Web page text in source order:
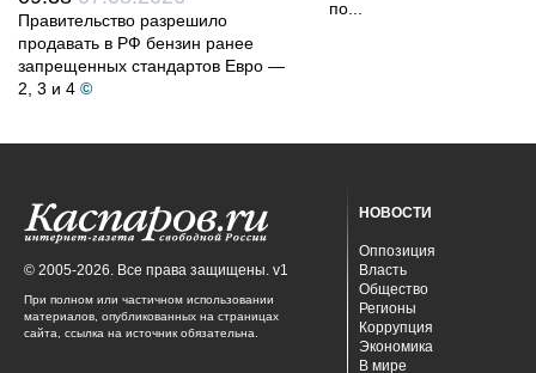
Правительство разрешило
продавать в РФ бензин ранее
запрещенных стандартов Евро —
2, 3 и 4 ©
по...
© 2005-2026. Все права защищены. v1
При полном или частичном использовании
материалов, опубликованных на страницах
сайта, ссылка на источник обязательна.
НОВОСТИ
Оппозиция
Власть
Общество
Регионы
Коррупция
Экономика
В мире